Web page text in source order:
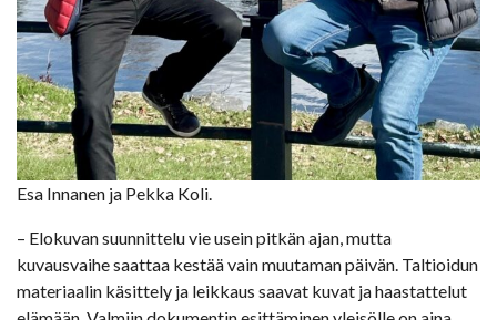
Esa Innanen ja Pekka Koli.
– Elokuvan suunnittelu vie usein pitkän ajan, mutta
kuvausvaihe saattaa kestää vain muutaman päivän. Taltioidun
materiaalin käsittely ja leikkaus saavat kuvat ja haastattelut